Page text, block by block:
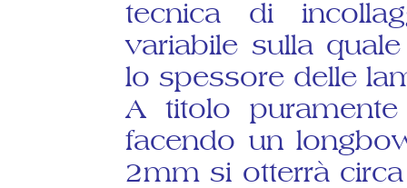
tecnica di
variabile sulla
lo spessore delle
A titolo
facendo un
2mm si otterrà